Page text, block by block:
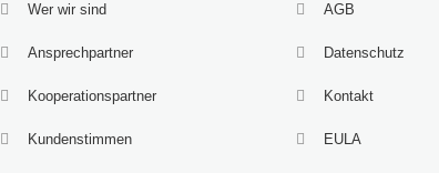
Wer wir sind
Ansprechpartner
Kooperationspartner
Kundenstimmen
AGB
Datenschutz
Kontakt
EULA